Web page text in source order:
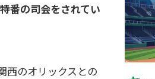
番の司会をされてい
西のオリックスとの